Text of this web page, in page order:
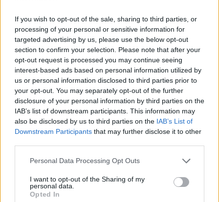
If you wish to opt-out of the sale, sharing to third parties, or
processing of your personal or sensitive information for
targeted advertising by us, please use the below opt-out
section to confirm your selection. Please note that after your
opt-out request is processed you may continue seeing
interest-based ads based on personal information utilized by
us or personal information disclosed to third parties prior to
your opt-out. You may separately opt-out of the further
disclosure of your personal information by third parties on the
IAB’s list of downstream participants. This information may
also be disclosed by us to third parties on the IAB’s List of
Downstream Participants that may further disclose it to other
Personal Data Processing Opt Outs
I want to opt-out of the Sharing of my
personal data.
Opted In
Minka 12. rész
Minka 11. rész
T. szereti a fiatal lányokat 14. rész
Pedig szóltam… – Miért nem hiszünk a